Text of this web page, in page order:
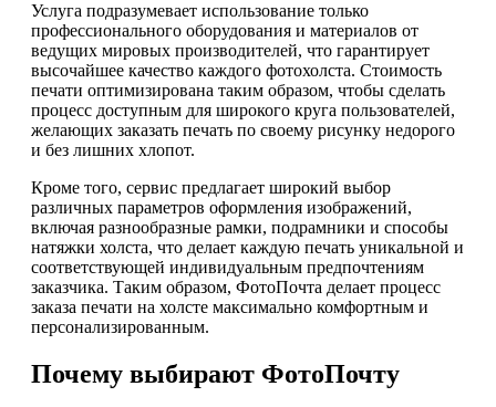
Услуга подразумевает использование только
профессионального оборудования и материалов от
ведущих мировых производителей, что гарантирует
высочайшее качество каждого фотохолста. Стоимость
печати оптимизирована таким образом, чтобы сделать
процесс доступным для широкого круга пользователей,
желающих заказать печать по своему рисунку недорого
и без лишних хлопот.
Кроме того, сервис предлагает широкий выбор
различных параметров оформления изображений,
включая разнообразные рамки, подрамники и способы
натяжки холста, что делает каждую печать уникальной и
соответствующей индивидуальным предпочтениям
заказчика. Таким образом, ФотоПочта делает процесс
заказа печати на холсте максимально комфортным и
персонализированным.
Почему выбирают ФотоПочту